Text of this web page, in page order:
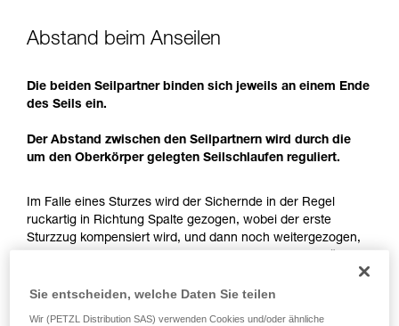
aufmerksam durch, bevor Sie diesen zu Rate
verstehen zu können, müssen Sie zuerst die in
der Gebrauchsanweisung enthaltenen
Die Beherrschung dieser Techniken setzt eine
entsprechende Ausbildung und ein spezielles
Training voraus. Prüfen Sie zusammen mit
Vorgang alleine sicher zu wiederholen, bevor
Sie ihn eigenständig durchführen.
Wir geben Beispiele für die mit Ihrer Aktivität
beschrieben werden.
Abstand beim Anseilen
Die beiden Seilpartner binden sich jeweils an einem Ende
des Seils ein.
Der Abstand zwischen den Seilpartnern wird durch die
um den Oberkörper gelegten Seilschlaufen reguliert.
Im Falle eines Sturzes wird der Sichernde in der Regel
ruckartig in Richtung Spalte gezogen, wobei der erste
Sturzzug kompensiert wird, und dann noch weitergezogen,
zwischen dem Sichernden und der Gletscherspalte
Sie entscheiden, welche Daten Sie teilen
Wir (PETZL Distribution SAS) verwenden Cookies und/oder ähnliche